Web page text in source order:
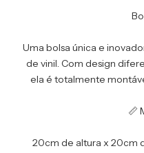
Uma bolsa única e
de vinil. Com design
ela é totalmente
📏
20cm de altura x 20cm